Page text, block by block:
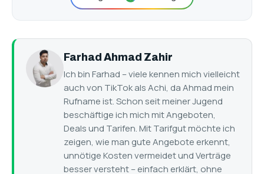
Farhad Ahmad Zahir
Ich bin Farhad – viele kennen mich vielleicht
auch von TikTok als Achi, da Ahmad mein
Rufname ist. Schon seit meiner Jugend
beschäftige ich mich mit Angeboten,
Deals und Tarifen. Mit Tarifgut möchte ich
zeigen, wie man gute Angebote erkennt,
unnötige Kosten vermeidet und Verträge
besser versteht – einfach erklärt, ohne